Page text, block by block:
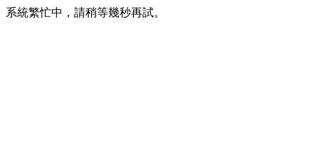
系統繁忙中，請稍等幾秒再試。